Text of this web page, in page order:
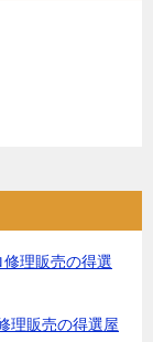
理販売の得選
理販売の得選屋